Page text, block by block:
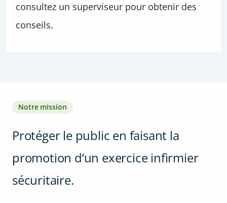
consultez un superviseur pour obtenir des
conseils.
Notre mission
Protéger le public en faisant la
promotion d’un exercice infirmier
sécuritaire.